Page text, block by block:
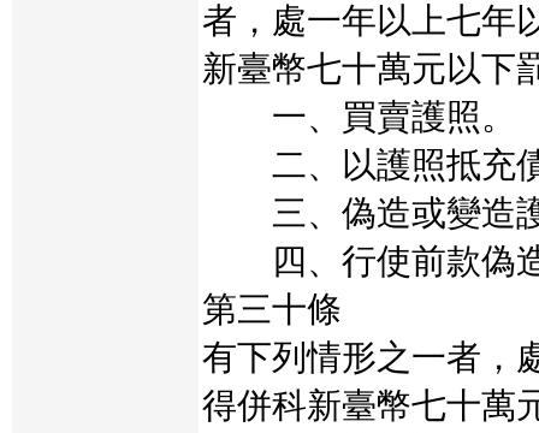
者，處一年以上七年
新臺幣七十萬元以下
一、買賣護照。
二、以護照抵充
三、偽造或變造
四、行使前款偽
第三十條
有下列情形之一者，
得併科新臺幣七十萬